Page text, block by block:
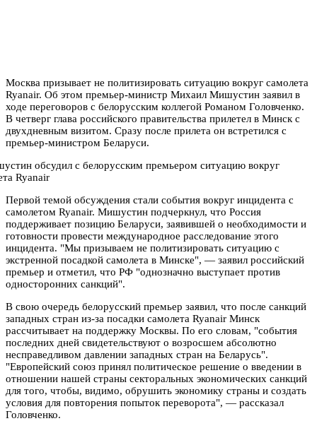
Москва призывает не политизировать ситуацию вокруг самолета
Ryanair. Об этом премьер-министр Михаил Мишустин заявил в
ходе переговоров с белорусским коллегой Романом Головченко.
В четверг глава российского правительства прилетел в Минск с
двухдневным визитом. Сразу после прилета он встретился с
премьер-министром Беларуси.
Первой темой обсуждения стали события вокруг инцидента с
самолетом Ryanair. Мишустин подчеркнул, что Россия
поддерживает позицию Беларуси, заявившей о необходимости и
готовности провести международное расследование этого
инцидента. "Мы призываем не политизировать ситуацию с
экстренной посадкой самолета в Минске", — заявил российский
премьер и отметил, что РФ "однозначно выступает против
односторонних санкций".
В свою очередь белорусский премьер заявил, что после санкций
западных стран из-за посадки самолета Ryanair Минск
рассчитывает на поддержку Москвы. По его словам, "события
последних дней свидетельствуют о возросшем абсолютно
несправедливом давлении западных стран на Беларусь".
"Европейский союз принял политическое решение о введении в
отношении нашей страны секторальных экономических санкций
для того, чтобы, видимо, обрушить экономику страны и создать
условия для повторения попыток переворота", — рассказал
Головченко.